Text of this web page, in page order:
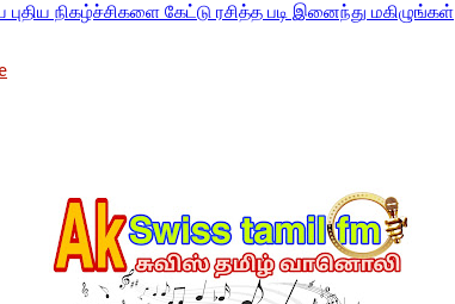
புதிய நிகழ்ச்சிகளை கேட்டு ரசித்த படி இனைந்து மகிழுங்கள்